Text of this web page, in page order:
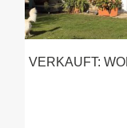
VERKAUFT: